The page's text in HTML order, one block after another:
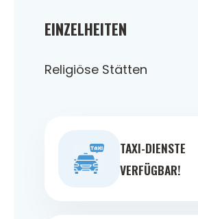
EINZELHEITEN
Religiöse Stätten
TAXI-DIENSTE
VERFÜGBAR!